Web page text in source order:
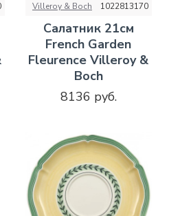
Villeroy & Boch 1022813170
Салатник 21см
French Garden
Fleurence Villeroy &
Boch
8136 руб.